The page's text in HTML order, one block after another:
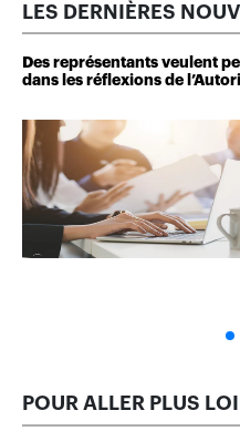
LES DERNIÈRES
Des représentants veulent
dans les réflexions de
POUR ALLER PLUS